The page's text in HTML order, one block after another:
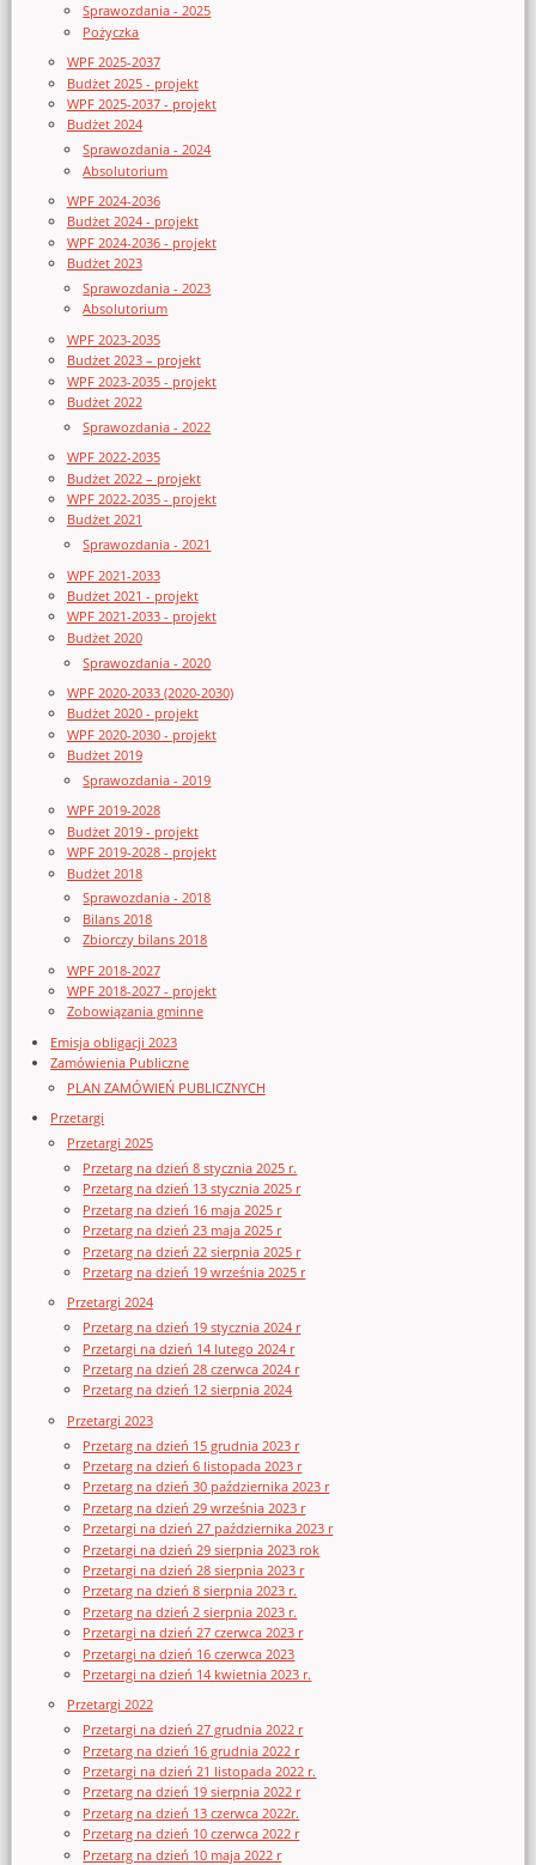
Sprawozdania - 2025
Pożyczka
WPF 2025-2037
Budżet 2025 - projekt
WPF 2025-2037 - projekt
Budżet 2024
Sprawozdania - 2024
Absolutorium
WPF 2024-2036
Budżet 2024 - projekt
WPF 2024-2036 - projekt
Budżet 2023
Sprawozdania - 2023
Absolutorium
WPF 2023-2035
Budżet 2023 – projekt
WPF 2023-2035 - projekt
Budżet 2022
Sprawozdania - 2022
WPF 2022-2035
Budżet 2022 – projekt
WPF 2022-2035 - projekt
Budżet 2021
Sprawozdania - 2021
WPF 2021-2033
Budżet 2021 - projekt
WPF 2021-2033 - projekt
Budżet 2020
Sprawozdania - 2020
WPF 2020-2033 (2020-2030)
Budżet 2020 - projekt
WPF 2020-2030 - projekt
Budżet 2019
Sprawozdania - 2019
WPF 2019-2028
Budżet 2019 - projekt
WPF 2019-2028 - projekt
Budżet 2018
Sprawozdania - 2018
Bilans 2018
Zbiorczy bilans 2018
WPF 2018-2027
WPF 2018-2027 - projekt
Zobowiązania gminne
Emisja obligacji 2023
Zamówienia Publiczne
PLAN ZAMÓWIEŃ PUBLICZNYCH
Przetargi
Przetargi 2025
Przetarg na dzień 8 stycznia 2025 r.
Przetarg na dzień 13 stycznia 2025 r
Przetarg na dzień 16 maja 2025 r
Przetarg na dzień 23 maja 2025 r
Przetarg na dzień 22 sierpnia 2025 r
Przetarg na dzień 19 września 2025 r
Przetargi 2024
Przetarg na dzień 19 stycznia 2024 r
Przetargi na dzień 14 lutego 2024 r
Przetarg na dzień 28 czerwca 2024 r
Przetarg na dzień 12 sierpnia 2024
Przetargi 2023
Przetarg na dzień 15 grudnia 2023 r
Przetarg na dzień 6 listopada 2023 r
Przetarg na dzień 30 października 2023 r
Przetarg na dzień 29 września 2023 r
Przetargi na dzień 27 października 2023 r
Przetargi na dzień 29 sierpnia 2023 rok
Przetargi na dzień 28 sierpnia 2023 r
Przetarg na dzień 8 sierpnia 2023 r.
Przetarg na dzień 2 sierpnia 2023 r.
Przetargi na dzień 27 czerwca 2023 r
Przetargi na dzień 16 czerwca 2023
Przetargi na dzień 14 kwietnia 2023 r.
Przetargi 2022
Przetargi na dzień 27 grudnia 2022 r
Przetarg na dzień 16 grudnia 2022 r
Przetargi na dzień 21 listopada 2022 r.
Przetarg na dzień 19 sierpnia 2022 r
Przetarg na dzień 13 czerwca 2022r.
Przetarg na dzień 10 czerwca 2022 r
Przetarg na dzień 10 maja 2022 r